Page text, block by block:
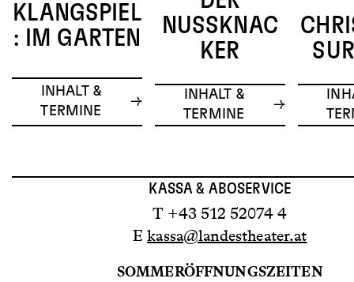
KLANGSPIEL
: IM GARTEN
INHALT &
TERMINE
NUSSKNAC
KER
INHALT &
TERMINE
KASSA & ABOSERVICE
T +43 512 52074 4
Ekassa@landestheater.at
SOMMERÖFFNUNGSZEITEN